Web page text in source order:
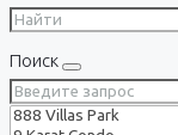
Поиск